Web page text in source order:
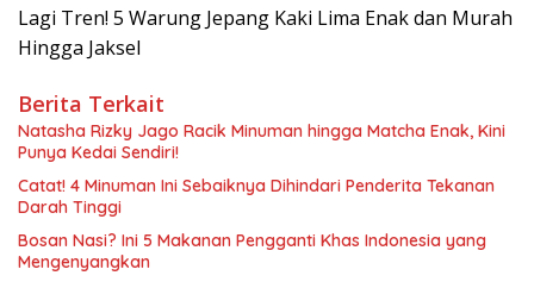
Lagi Tren! 5 Warung Jepang Kaki Lima Enak dan Murah
Hingga Jaksel
Berita Terkait
Natasha Rizky Jago Racik Minuman hingga Matcha Enak, Kini
Punya Kedai Sendiri!
Catat! 4 Minuman Ini Sebaiknya Dihindari Penderita Tekanan
Darah Tinggi
Bosan Nasi? Ini 5 Makanan Pengganti Khas Indonesia yang
Mengenyangkan